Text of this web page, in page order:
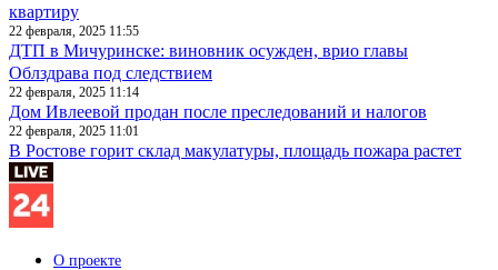
квартиру
22 февраля, 2025 11:55
ДТП в Мичуринске: виновник осужден, врио главы
Облздрава под следствием
22 февраля, 2025 11:14
Дом Ивлеевой продан после преследований и налогов
22 февраля, 2025 11:01
В Ростове горит склад макулатуры, площадь пожара растет
О проекте